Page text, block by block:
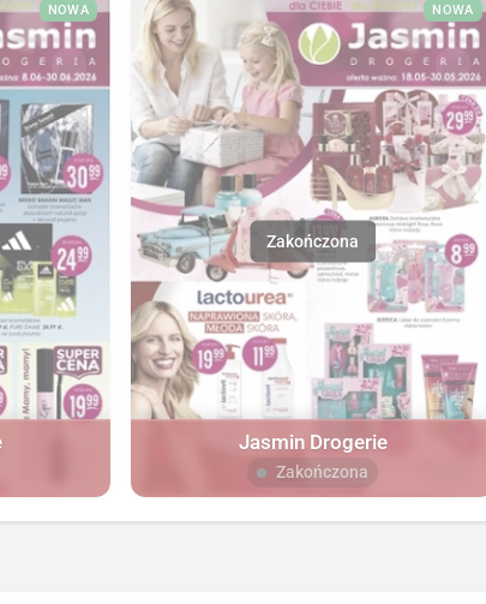
NOWA NOWA
Jasmin Drogerie
Zakończona